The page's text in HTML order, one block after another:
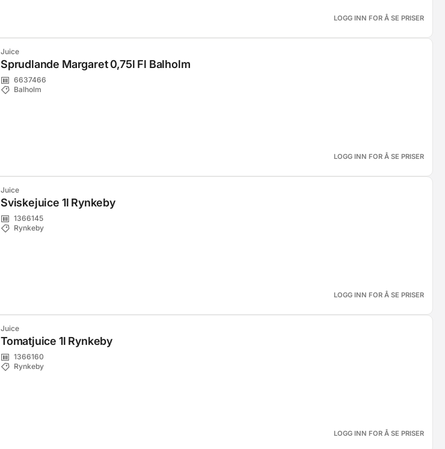
LOGG INN FOR Å SE PRISER
Juice
Sprudlande Margaret 0,75l Fl Balholm
6637466
Balholm
LOGG INN FOR Å SE PRISER
Juice
Sviskejuice 1l Rynkeby
1366145
Rynkeby
LOGG INN FOR Å SE PRISER
Juice
Tomatjuice 1l Rynkeby
1366160
Rynkeby
LOGG INN FOR Å SE PRISER